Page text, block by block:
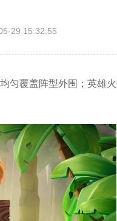
29 15:32:55
匀覆盖阵型外围；英雄火